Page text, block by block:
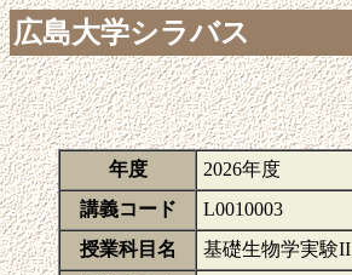
広島大学シラバス
年度 2026年度
講義コード
L0010003
授業科目名
基礎生物学実験II